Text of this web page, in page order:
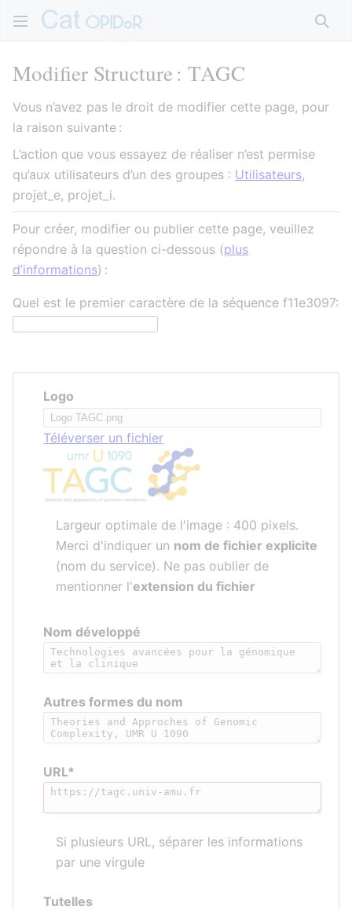
Modifier Structure : TAGC
Vous n’avez pas le droit de modifier cette page, pour
la raison suivante :
L’action que vous essayez de réaliser n’est permise
qu’aux utilisateurs d’un des groupes : Utilisateurs,
projet_e, projet_i.
Pour créer, modifier ou publier cette page, veuillez
répondre à la question ci-dessous (plus
d’informations) :
Quel est le premier caractère de la séquence f11e3097:
Logo
Téléverser un fichier
Largeur optimale de l'image : 400 pixels.
Merci d'indiquer un nom de fichier explicite
(nom du service). Ne pas oublier de
mentionner l'extension du fichier
Nom développé
Autres formes du nom
URL*
Si plusieurs URL, séparer les informations
par une virgule
Tutelles